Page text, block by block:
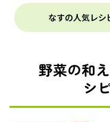
なすの人気レシ
野菜の和
シ